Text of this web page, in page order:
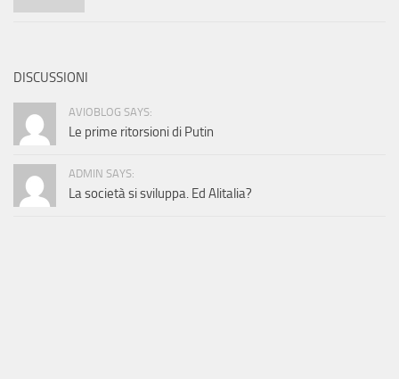
DISCUSSIONI
AVIOBLOG SAYS:
Le prime ritorsioni di Putin
ADMIN SAYS:
La società si sviluppa. Ed Alitalia?